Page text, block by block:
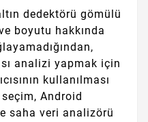
dedektörü gömülü
boyutu hakkında
analizi yapmak için
kullanılması
Android
saha veri analizörü